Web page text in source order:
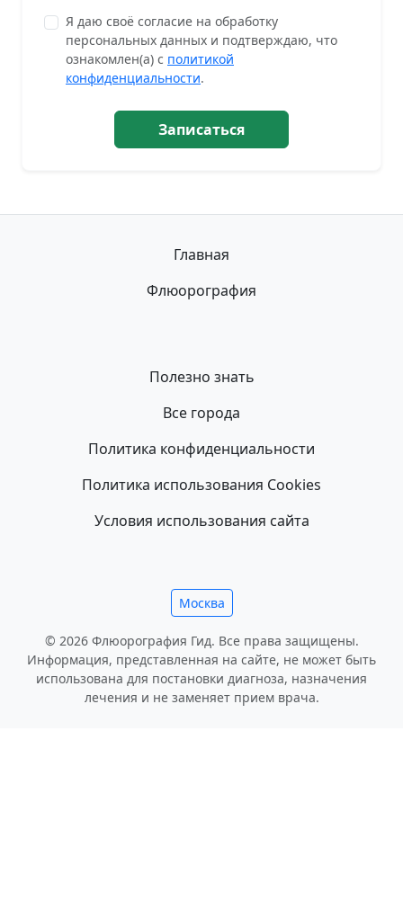
Я даю своё согласие на обработку
персональных данных и подтверждаю, что
ознакомлен(а) с политикой
конфиденциальности.
Записаться
Главная
Флюорография
Полезно знать
Все города
Политика конфиденциальности
Политика использования Cookies
Условия использования сайта
Москва
© 2026 Флюорография Гид. Все права защищены.
Информация, представленная на сайте, не может быть
использована для постановки диагноза, назначения
лечения и не заменяет прием врача.